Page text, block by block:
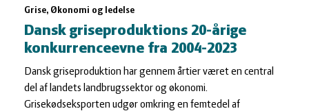
Grise, Økonomi og ledelse
Dansk griseproduktions 20-årige
konkurrenceevne fra 2004-2023
Dansk griseproduktion har gennem årtier været en central
del af landets landbrugssektor og økonomi.
Grisekødseksporten udgør omkring en femtedel af